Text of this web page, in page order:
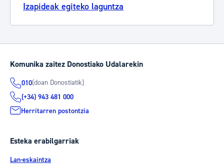
Izapideak egiteko laguntza
Komunika zaitez Donostiako Udalarekin
010(doan Donostiatik)
(+34) 943 481 000
Herritarren postontzia
Esteka erabilgarriak
Lan-eskaintza